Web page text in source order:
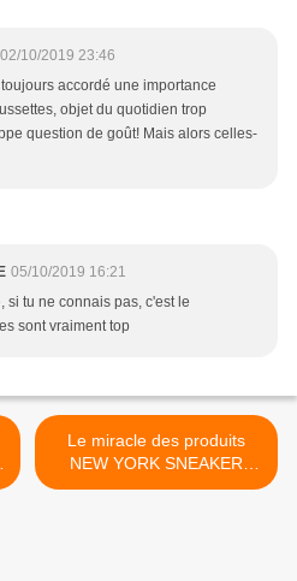
02/10/2019 23:46
accordé une importance
objet du quotidien trop
question de goût! Mais alors celles-
05/10/2019 16:21
si tu ne connais pas, c'est le
sont vraiment top
Le miracle des produits
NEW YORK SNEAKER
SOCIETY >